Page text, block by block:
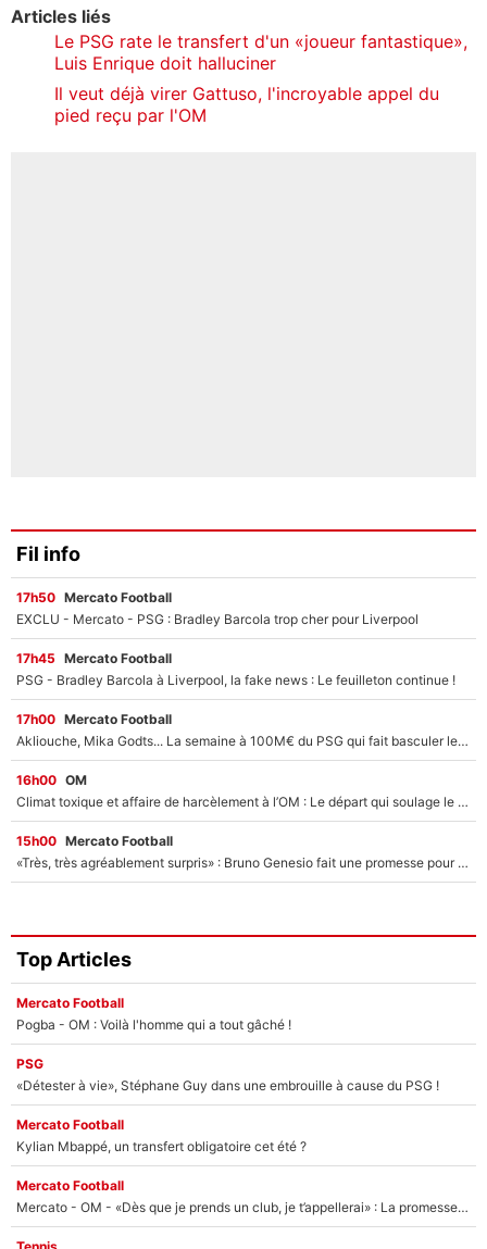
Articles liés
Le PSG rate le transfert d'un «joueur fantastique»,
Luis Enrique doit halluciner
Il veut déjà virer Gattuso, l'incroyable appel du
pied reçu par l'OM
Fil info
17h50 Mercato Football
EXCLU - Mercato - PSG : Bradley Barcola trop cher pour Liverpool
17h45 Mercato Football
PSG - Bradley Barcola à Liverpool, la fake news : Le feuilleton continue !
17h00 Mercato Football
Akliouche, Mika Godts... La semaine à 100M€ du PSG qui fait basculer le mercato du PSG !
16h00 OM
Climat toxique et affaire de harcèlement à l’OM : Le départ qui soulage le vestiaire de Bruno Genesio
15h00 Mercato Football
«Très, très agréablement surpris» : Bruno Genesio fait une promesse pour la suite du mercato de l’OM et rassure les supporters
Top Articles
Mercato Football
Pogba - OM : Voilà l'homme qui a tout gâché !
PSG
«Détester à vie», Stéphane Guy dans une embrouille à cause du PSG !
Mercato Football
Kylian Mbappé, un transfert obligatoire cet été ?
Mercato Football
Mercato - OM - «Dès que je prends un club, je t’appellerai» : La promesse de Marcelino au moment de claquer la porte